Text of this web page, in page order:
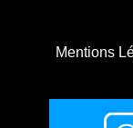
Mentions